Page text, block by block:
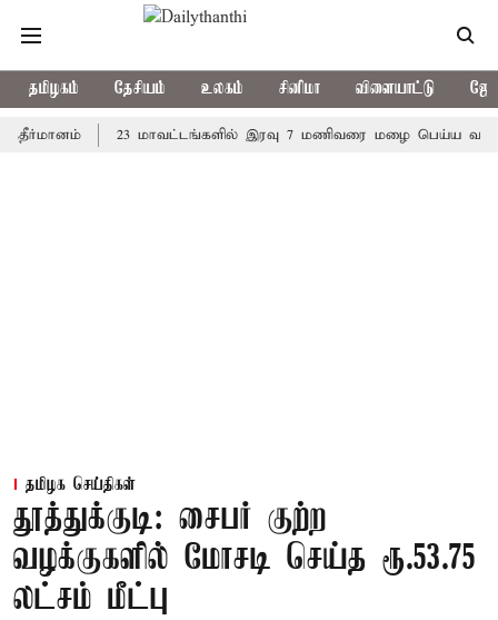
தமிழகம் தேசியம் உலகம் சினிமா விளையாட்டு
23 மாவட்டங்களில் இரவு 7 மணிவரை மழை பெய்ய வாய்ப்பு
தமிழக செய்திகள்
தூத்துக்குடி: சைபர் குற்ற
வழக்குகளில் மோசடி செய்த ரூ.53.75
லட்சம் மீட்பு